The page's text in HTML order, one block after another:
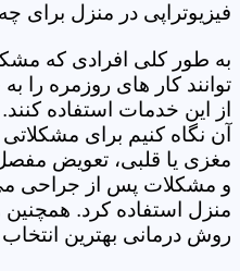
فیزیوتراپی در منزل
به طور کلی افرادی که
توانند کار های روزمره را
از این خدمات استفاده
آن نگاه کنیم برای
مغزی یا قلبی، تعویض
و مشکلات پس از جراحی می
منزل استفاده کرد.
روش درمانی بهترین